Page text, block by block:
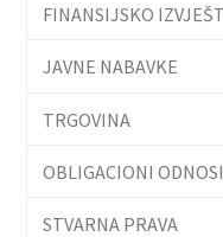
FINANSIJSKO
JAVNE NABAVKE
TRGOVINA
OBLIGACIONI ODNOSI
STVARNA PRAVA